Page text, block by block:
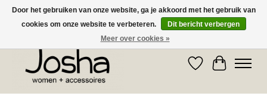
GRATIS OPHALEN IN DE WINKEL EN GRATIS VERZENDING VANAF € 75,00
Verlanglijst
Door het gebruiken van onze website, ga je akkoord met het gebruik van
cookies om onze website te verbeteren.
Dit bericht verbergen
Meer over cookies »